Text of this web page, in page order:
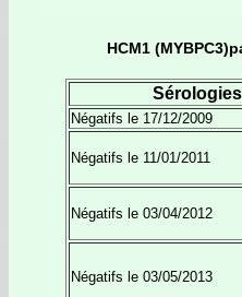
HCM1
Négatifs le 17/12/2009
Négatifs le 11/01/2011
Négatifs le 03/04/2012
Négatifs le 03/05/2013